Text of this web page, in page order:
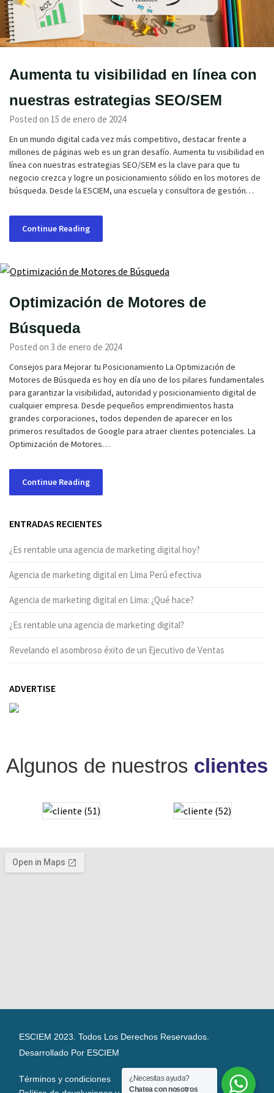
Aumenta tu visibilidad en línea con
nuestras estrategias SEO/SEM
Posted on 15 de enero de 2024
En un mundo digital cada vez más competitivo, destacar frente a
millones de páginas web es un gran desafío. Aumenta tu visibilidad en
línea con nuestras estrategias SEO/SEM es la clave para que tu
negocio crezca y logre un posicionamiento sólido en los motores de
búsqueda. Desde la ESCIEM, una escuela y consultora de gestión…
Continue Reading
Optimización de Motores de
Búsqueda
Posted on 3 de enero de 2024
Consejos para Mejorar tu Posicionamiento La Optimización de
Motores de Búsqueda es hoy en día uno de los pilares fundamentales
para garantizar la visibilidad, autoridad y posicionamiento digital de
cualquier empresa. Desde pequeños emprendimientos hasta
grandes corporaciones, todos dependen de aparecer en los
primeros resultados de Google para atraer clientes potenciales. La
Optimización de Motores…
Continue Reading
ENTRADAS RECIENTES
¿Es rentable una agencia de marketing digital hoy?
Agencia de marketing digital en Lima Perú efectiva
Agencia de marketing digital en Lima: ¿Qué hace?
¿Es rentable una agencia de marketing digital?
Revelando el asombroso éxito de un Ejecutivo de Ventas
ADVERTISE
Algunos de nuestros clientes
ESCIEM 2023. Todos Los Derechos Reservados.
Desarrollado Por ESCIEM
Términos y condiciones
¿Necesitas ayuda?
Chatea con nosotros